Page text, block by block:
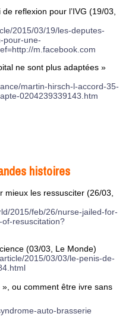
reflexion pour l’IVG (19/03,
2015/03/19/les-deputes-
pour-une-
m.facebook.com
ne sont plus adaptées »
martin-hirsch-l-accord-35-
0204239339143.htm
histoires
mieux les ressusciter (26/03,
2015/feb/26/nurse-jailed-for-
resuscitation?
(03/03, Le Monde)
2015/03/03/le-penis-de-
ou comment être ivre sans
auto-brasserie